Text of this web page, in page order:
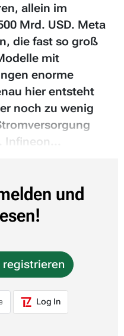
allein im
Mrd. USD. Meta
die fast so groß
mit
enorme
hier entsteht
noch zu wenig
und
Log In